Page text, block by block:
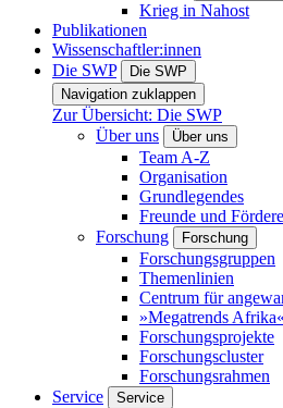
Krieg in Nahost
Publikationen
Wissenschaftler:innen
Die SWP
Die SWP
Navigation zuklappen
Zur Übersicht: Die SWP
Über uns
Über uns
Team A-Z
Organisation
Grundlegendes
Freunde und
Forschung
Forschung
Forschungsgruppen
Themenlinien
Centrum für
»Megatrends
Forschungsprojekte
Forschungscluster
Forschungsrahmen
Service
Service